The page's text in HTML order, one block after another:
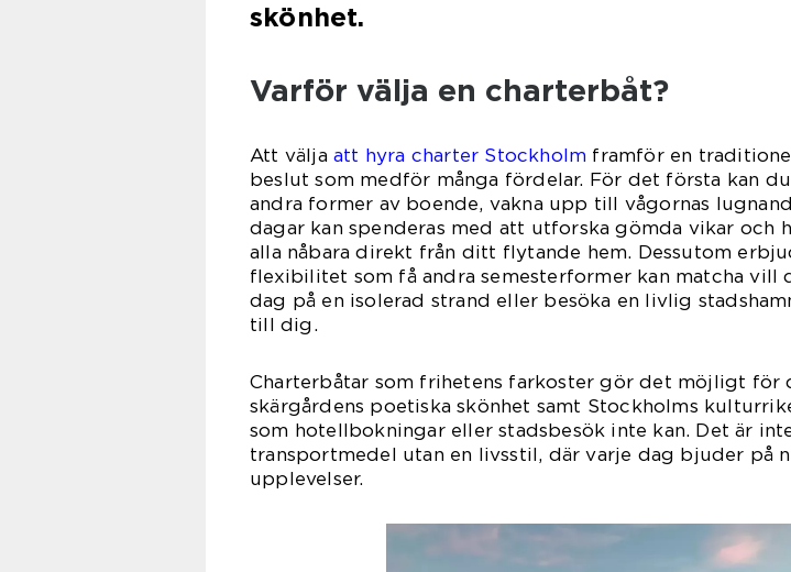
skönhet.
Varför välja en charterbåt?
Att välja att hyra charter Stockholm framför en
beslut som medför många fördelar. För det första kan
andra former av boende, vakna upp till vågornas
dagar kan spenderas med att utforska gömda vikar och
alla nåbara direkt från ditt flytande hem. Dessutom
flexibilitet som få andra semesterformer kan matcha vill
dag på en isolerad strand eller besöka en livlig
till dig.
Charterbåtar som frihetens farkoster gör det möjligt för
skärgårdens poetiska skönhet samt Stockholms
som hotellbokningar eller stadsbesök inte kan. Det är
transportmedel utan en livsstil, där varje dag bjuder på
upplevelser.